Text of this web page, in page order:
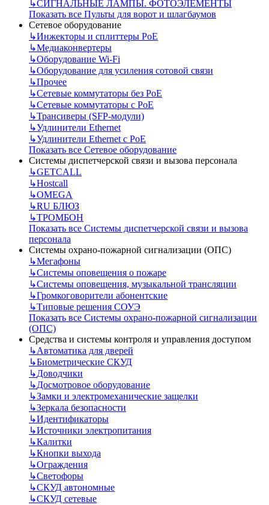
↳СИГНАЛЬНЫЕ ЛАМПЫ. ФОТОЭЛЕМЕНТЫ
Показать все Пульты для ворот и шлагбаумов
Сетевое оборудование
↳Инжекторы и сплиттеры РоЕ
↳Медиаконвертеры
↳Оборудование Wi-Fi
↳Оборудование для усиления сотовой связи
↳Прочее
↳Сетевые коммутаторы без РоЕ
↳Сетевые коммутаторы с РоЕ
↳Трансиверы (SFP-модули)
↳Удлинители Ethernet
↳Удлинители Ethernet с PoE
Показать все Сетевое оборудование
Системы диспетчерской связи и вызова персонала
↳GETCALL
↳Hostcall
↳OMEGA
↳RU БЛЮЗ
↳ТРОМБОН
Показать все Системы диспетчерской связи и вызова
персонала
Системы охрано-пожарной сигнализации (ОПС)
↳Мегафоны
↳Системы оповещения о пожаре
↳Системы оповещения, музыкальной трансляции
↳Громкоговорители абонентские
↳Типовые решения СОУЭ
Показать все Системы охрано-пожарной сигнализации
(ОПС)
Средства и системы контроля и управления доступом
↳Автоматика для дверей
↳Биометрические СКУД
↳Доводчики
↳Досмотровое оборудование
↳Замки и электромеханические защелки
↳Зеркала безопасности
↳Идентификаторы
↳Источники электропитания
↳Калитки
↳Кнопки выхода
↳Ограждения
↳Светофоры
↳СКУД автономные
↳СКУД сетевые